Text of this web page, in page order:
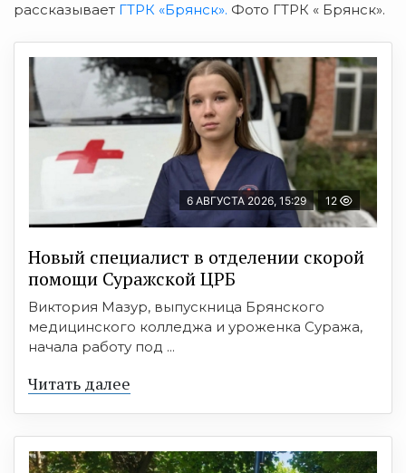
рассказывает ГТРК «Брянск». Фото ГТРК « Брянск».
6 АВГУСТА 2026, 15:29 12
Новый специалист в отделении скорой
помощи Суражской ЦРБ
Виктория Мазур, выпускница Брянского
медицинского колледжа и уроженка Суража,
начала работу под ...
Читать далее